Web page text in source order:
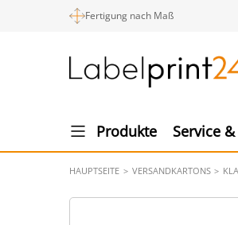
Fertigung nach Maß
Produkte Service
HAUPTSEITE VERSANDKARTONS